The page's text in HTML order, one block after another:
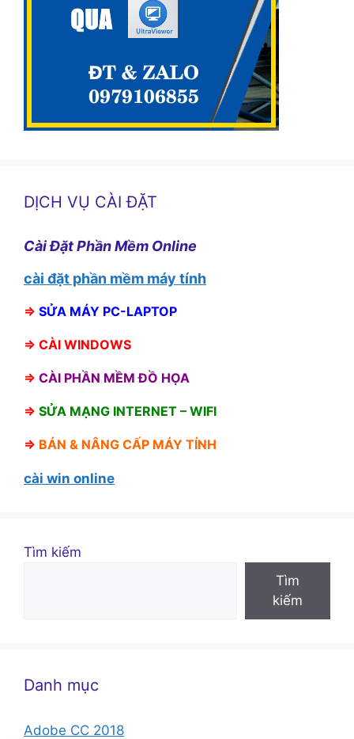
DỊCH VỤ CÀI ĐẶT
Cài Đặt Phần Mềm Online
cài đặt phần mềm máy tính
⇒ SỬA MÁY PC-LAPTOP
⇒ CÀI WINDOWS
⇒ CÀI PHẦN MỀM ĐỒ HỌA
⇒ SỬA MẠNG INTERNET – WIFI
⇒ BÁN & NÂNG CẤP MÁY TÍNH
cài win online
Tìm kiếm
Tìm
kiếm
Danh mục
Adobe CC 2018